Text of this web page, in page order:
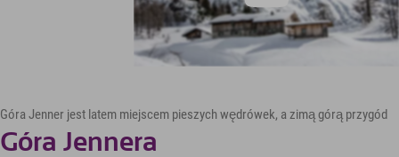
Góra Jenner jest latem miejscem pieszych wędrówek, a zimą górą przygód
Góra Jennera